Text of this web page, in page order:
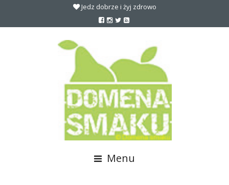
Jedz dobrze i żyj zdrowo
Menu